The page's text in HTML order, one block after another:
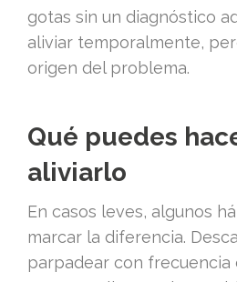
gotas sin un diagnóstico
aliviar temporalmente,
origen del problema.
Qué puedes
aliviarlo
En casos leves, algunos
marcar la diferencia.
parpadear con frecuencia